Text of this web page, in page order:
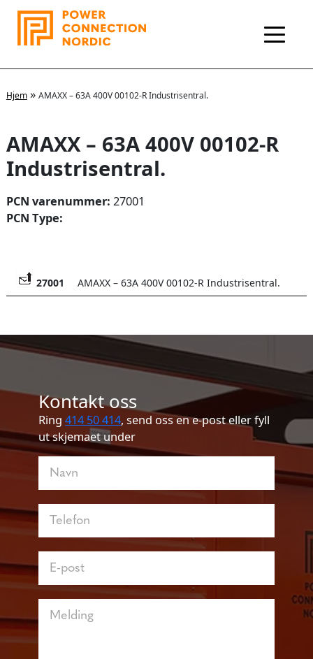
Hopp
Hjem» AMAXX – 63A 400V 00102-R Industrisentral.
AMAXX – 63A 400V 00102-R
Industrisentral.
PCN varenummer: 27001
PCN Type:
27001 AMAXX – 63A 400V 00102-R Industrisentral.
Kontakt oss
Ring 414 50 414, send oss en e-post eller fyll
ut skjemaet under
Kontakt
oss